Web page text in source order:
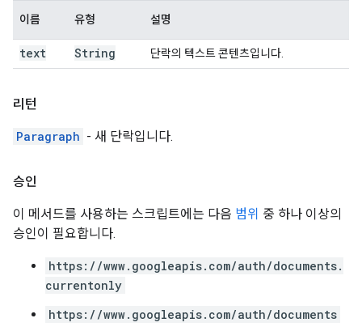
이름 유형 설명
text String 단락의 텍스트 콘텐츠입니다.
리턴
Paragraph - 새 단락입니다.
승인
이 메서드를 사용하는 스크립트에는 다음 범위 중 하나 이상의
승인이 필요합니다.
https://www.googleapis.com/auth/documents.
currentonly
https://www.googleapis.com/auth/documents